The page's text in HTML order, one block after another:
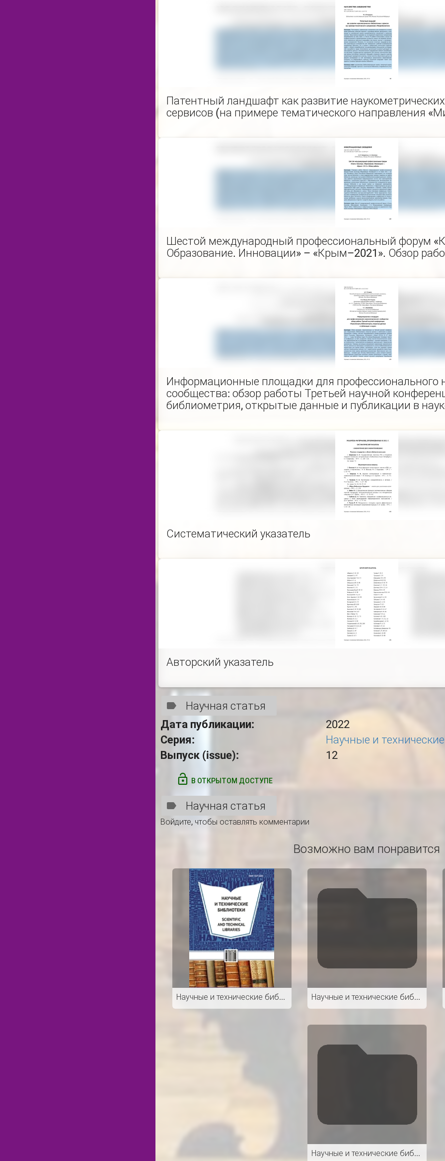
Патентный ландшафт как развитие
сервисов (на примере тематического направления
Шестой международный профессиональный форум
Образование. Инновации» – «Крым–2021». Обзор
Информационные площадки для профессионального
сообщества: обзор работы Третьей научной
библиометрия, открытые данные и публикации в
Систематический указатель
Авторский указатель
Научная статья
Дата публикации:
2022
Серия:
Научные и
Выпуск (issue):
12
В ОТКРЫТОМ ДОСТУПЕ
Научная статья
Войдите, чтобы оставлять комментарии
Возможно вам понравится
Научные и технические библиотеки Научные и технические библиотеки. 12 / 2019
Научные и технические библиотеки. 12 / 2021